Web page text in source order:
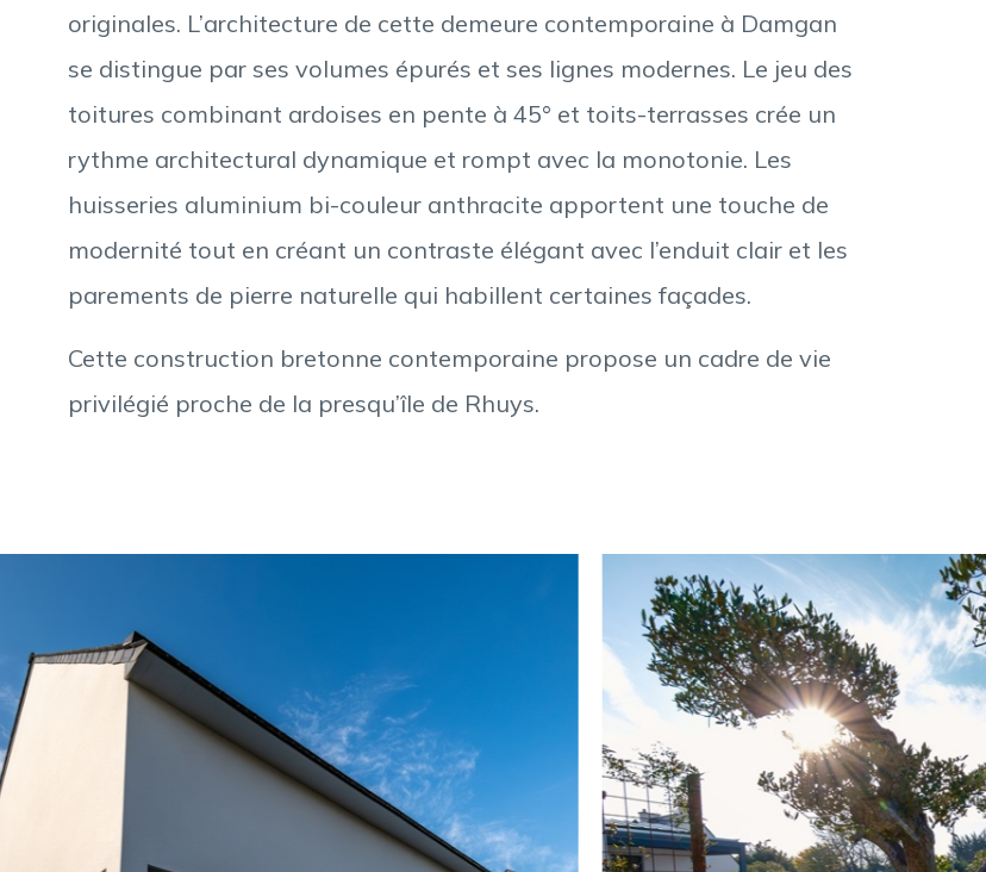
originales. L’architecture de cette demeure contemporaine à Damgan
se distingue par ses volumes épurés et ses lignes modernes. Le jeu des
toitures combinant ardoises en pente à 45° et toits-terrasses crée un
rythme architectural dynamique et rompt avec la monotonie. Les
huisseries aluminium bi-couleur anthracite apportent une touche de
modernité tout en créant un contraste élégant avec l’enduit clair et les
parements de pierre naturelle qui habillent certaines façades.
Cette construction bretonne contemporaine propose un cadre de vie
privilégié proche de la presqu’île de Rhuys.